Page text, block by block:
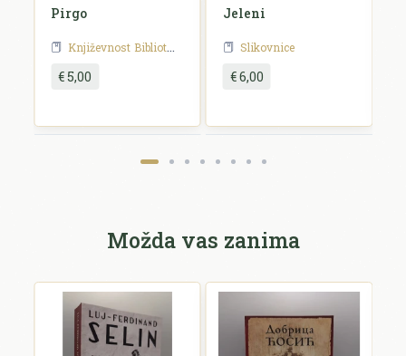
Pirgo
Književnost Biblioteka Vjeverica
€ 5,00
Jeleni
Slikovnice
€ 6,00
Možda vas zanima